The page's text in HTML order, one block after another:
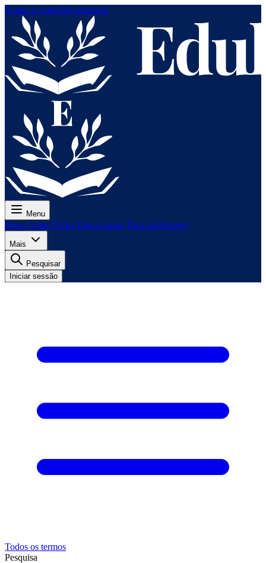
Ir para o conteúdo principal
Menu
Preço Aulas Testes Para exames Para professores
Mais
Pesquisar
Iniciar sessão
Todos os termos
Pesquisa